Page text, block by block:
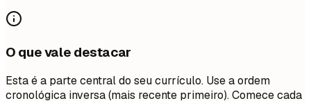
O que vale destacar
Esta é a parte central do seu currículo. Use a ordem
cronológica inversa (mais recente primeiro). Comece cada